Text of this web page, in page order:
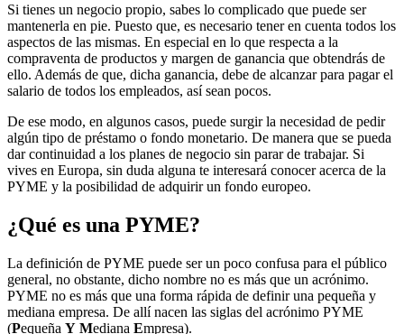
Si tienes un negocio propio, sabes lo complicado que puede ser
mantenerla en pie. Puesto que, es necesario tener en cuenta todos los
aspectos de las mismas. En especial en lo que respecta a la
compraventa de productos y margen de ganancia que obtendrás de
ello. Además de que, dicha ganancia, debe de alcanzar para pagar el
salario de todos los empleados, así sean pocos.
De ese modo, en algunos casos, puede surgir la necesidad de pedir
algún tipo de préstamo o fondo monetario. De manera que se pueda
dar continuidad a los planes de negocio sin parar de trabajar. Si
vives en Europa, sin duda alguna te interesará conocer acerca de la
PYME y la posibilidad de adquirir un fondo europeo.
¿Qué es una PYME?
La definición de PYME puede ser un poco confusa para el público
general, no obstante, dicho nombre no es más que un acrónimo.
PYME no es más que una forma rápida de definir una pequeña y
mediana empresa. De allí nacen las siglas del acrónimo PYME
(Pequeña Y Mediana Empresa).